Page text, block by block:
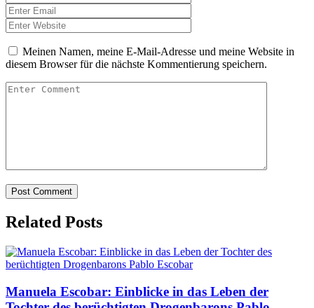
Meinen Namen, meine E-Mail-Adresse und meine Website in
diesem Browser für die nächste Kommentierung speichern.
Related Posts
Manuela Escobar: Einblicke in das Leben der